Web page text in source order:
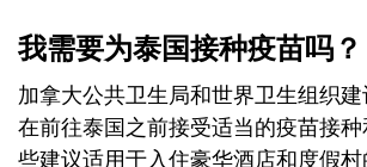
我需要为泰国接种疫苗吗？
加拿大公共卫生局和世界卫生组织
在前往泰国之前接受适当的疫苗接
些建议适用于入住豪华酒店和度假